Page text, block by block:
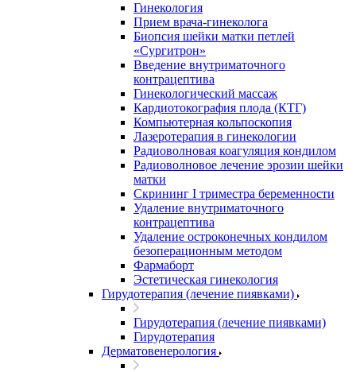
Гинекология
Прием врача-гинеколога
Биопсия шейки матки петлей
«Сургитрон»
Введение внутриматочного
контрацептива
Гинекологический массаж
Кардиотокография плода (КТГ)
Компьютерная кольпоскопия
Лазеротерапия в гинекологии
Радиоволновая коагуляция кондилом
Радиоволновое лечение эрозии шейки
матки
Скрининг I триместра беременности
Удаление внутриматочного
контрацептива
Удаление остроконечных кондилом
безоперационным методом
Фармаборт
Эстетическая гинекология
Гирудотерапия (лечение пиявками)
Гирудотерапия (лечение пиявками)
Гирудотерапия
Дерматовенерология